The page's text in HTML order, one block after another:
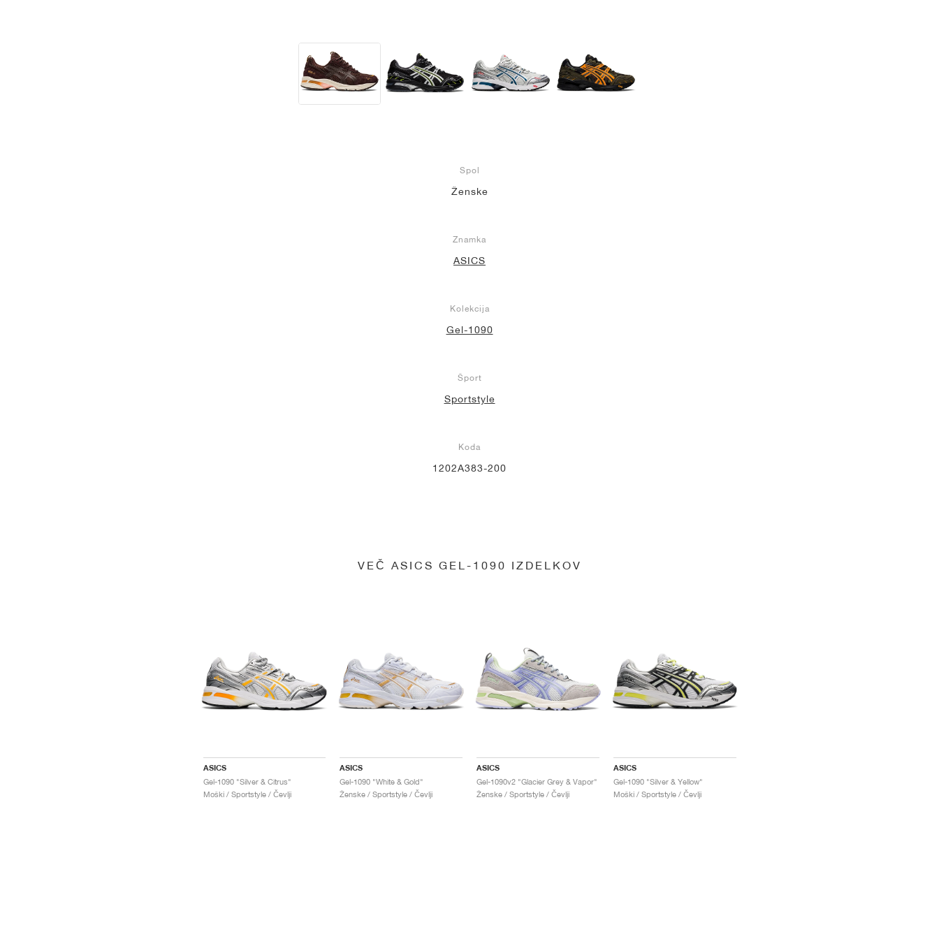
Spol
Ženske
Znamka
ASICS
Kolekcija
Gel-1090
Šport
Sportstyle
Koda
1202A383-200
VEČ ASICS GEL-1090 IZDELKOV
ASICS
Gel-1090 "Silver & Citrus"
Moški / Sportstyle / Čevlji
ASICS
Gel-1090 "White & Gold"
Ženske / Sportstyle / Čevlji
ASICS
Gel-1090v2 "Glacier Grey & Vapor"
Ženske / Sportstyle / Čevlji
ASICS
Gel-1090 "Silver & Yellow"
Moški / Sportstyle / Čevlji